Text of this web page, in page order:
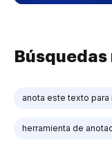
anota este texto para
herramienta de